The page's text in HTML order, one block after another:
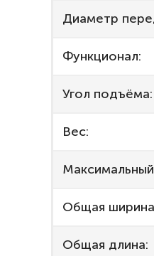
Диаметр
Функционал:
Угол подъёма:
Вес:
Общая
Общая длина: